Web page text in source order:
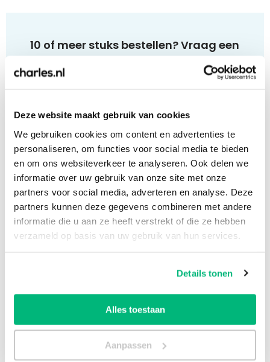
Deze website maakt gebruik van cookies
We gebruiken cookies om content en advertenties te
personaliseren, om functies voor social media te bieden
en om ons websiteverkeer te analyseren. Ook delen we
informatie over uw gebruik van onze site met onze
partners voor social media, adverteren en analyse. Deze
partners kunnen deze gegevens combineren met andere
informatie die u aan ze heeft verstrekt of die ze hebben
verzameld op basis van uw gebruik van hun services.
Details tonen
Alles toestaan
Aanpassen
10 of meer stuks bestellen? Vraag een
uitgebreid adressenbestand is geen enkel
probleem. Klik op de onderstaande link, vul het
formulier in en ontvang op werkdagenbinnen 1
uureen passende offerte!
Offerte aanvragen